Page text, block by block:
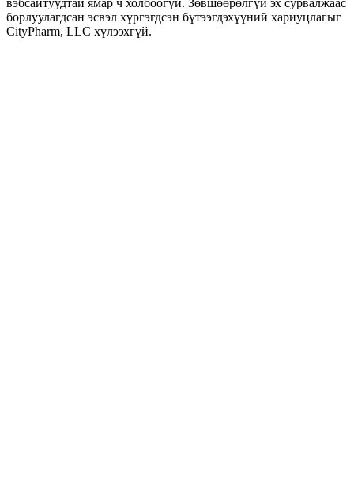
вэбсайтуудтай ямар ч холбоогүй. Зөвшөөрөлгүй эх сурвалжаас
борлуулагдсан эсвэл хүргэгдсэн бүтээгдэхүүний хариуцлагыг
CityPharm, LLC хүлээхгүй.